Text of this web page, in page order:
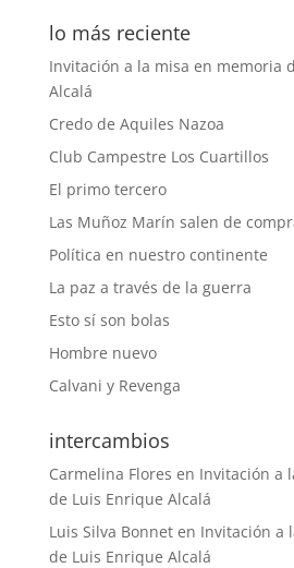
lo más reciente
Invitación a la misa en memoria
Alcalá
Credo de Aquiles Nazoa
Club Campestre Los Cuartillos
El primo tercero
Las Muñoz Marín salen de
Política en nuestro continente
La paz a través de la guerra
Esto sí son bolas
Hombre nuevo
Calvani y Revenga
intercambios
Carmelina Flores en Invitación a
de Luis Enrique Alcalá
Luis Silva Bonneten Invitación a
de Luis Enrique Alcalá